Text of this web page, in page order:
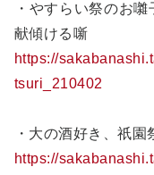
・やすらい祭のお
献傾ける噺
https://
tsuri_210402
・大の酒好き、祇
https://